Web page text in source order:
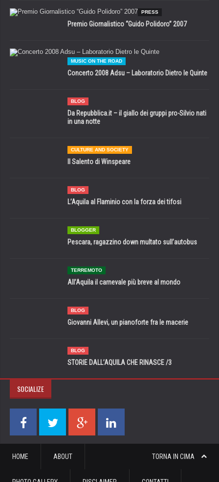
PRESS
Premio Giornalistico “Guido Polidoro” 2007
MUSIC ON THE ROAD
Concerto 2008 Adsu – Laboratorio Dietro le Quinte
BLOG
Da Repubblica.it – il giallo dei gruppi pro-Silvio nati
in una notte
CULTURE AND SOCIETY
Il Salento di Winspeare
BLOG
L’Aquila al Flaminio con la forza dei tifosi
BLOGGER
Pescara, ragazzino down multato sull’autobus
TERREMOTO
All’Aquila il carnevale più breve al mondo
BLOG
Giovanni Allevi, un pianoforte fra le macerie
BLOG
STORIE DALL’AQUILA CHE RINASCE /3
SOCIALIZE
TORNA IN CIMA
HOME ABOUT